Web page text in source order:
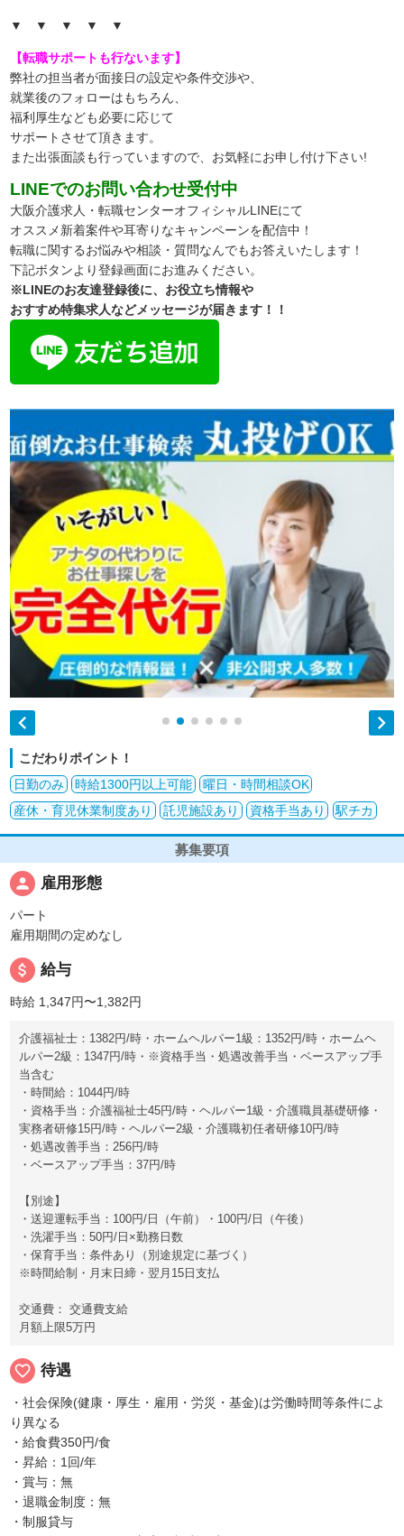
▼ ▼ ▼ ▼ ▼
【転職サポートも行ないます】
弊社の担当者が面接日の設定や条件交渉や、
就業後のフォローはもちろん、
福利厚生なども必要に応じて
サポートさせて頂きます。
また出張面談も行っていますので、 お気軽にお申し付け下さい!
LINEでのお問い合わせ受付中
大阪介護求人・転職センターオフィシャルLINEにて
オススメ新着案件や耳寄りなキャンペーンを配信中！
転職に関するお悩みや相談・質問なんでもお答えいたします！
下記ボタンより登録画面にお進みください。
※LINEのお友達登録後に、お役立ち情報や
おすすめ特集求人などメッセージが届きます！！
 
こだわりポイント！
日勤のみ
時給1300円以上可能
曜日・時間相談OK
産休・育児休業制度あり
託児施設あり 資格手当あり 駅チカ
募集要項
person 雇用形態
パート
雇用期間の定めなし
attach_money 給与
時給 1,347円〜1,382円
介護福祉士：1382円/時・ホームヘルパー1級：1352円/時・ホームヘ
ルパー2級：1347円/時・※資格手当・処遇改善手当・ベースアップ手
当含む
・時間給：1044円/時
・資格手当：介護福祉士45円/時・ヘルパー1級・介護職員基礎研修・
実務者研修15円/時・ヘルパー2級・介護職初任者研修10円/時
・処遇改善手当：256円/時
・ベースアップ手当：37円/時
【別途】
・送迎運転手当：100円/日（午前）・100円/日（午後）
・洗濯手当：50円/日×勤務日数
・保育手当：条件あり（別途規定に基づく）
※時間給制・月末日締・翌月15日支払
交通費： 交通費支給
月額上限5万円
favorite_border 待遇
・社会保険(健康・厚生・雇用・労災・基金)は労働時間等条件によ
り異なる
・給食費350円/食
・昇給：1回/年
・賞与：無
・退職金制度：無
・制服貸与